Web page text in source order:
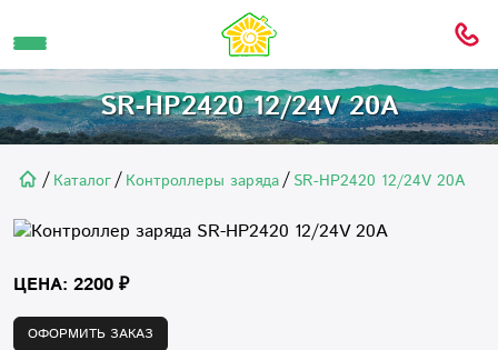
SR-HP2420 12/24V 20A
/ Каталог/ Контроллеры заряда/ SR-HP2420 12/24V 20A
ЦЕНА: 2200 ₽
ОФОРМИТЬ ЗАКАЗ